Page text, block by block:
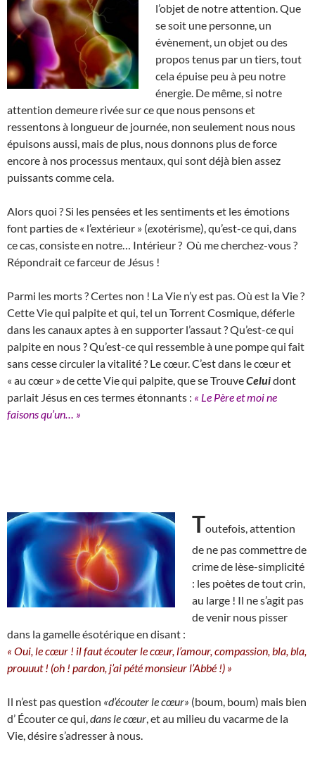
l’objet de notre attention. Que
se soit une personne, un
évènement, un objet ou des
propos tenus par un tiers, tout
cela épuise peu à peu notre
énergie. De même, si notre
attention demeure rivée sur ce que nous pensons et
ressentons à longueur de journée, non seulement nous nous
épuisons aussi, mais de plus, nous donnons plus de force
encore à nos processus mentaux, qui sont déjà bien assez
puissants comme cela.
Alors quoi ? Si les pensées et les sentiments et les émotions
font parties de « l’extérieur » (exotérisme), qu’est-ce qui, dans
ce cas, consiste en notre… Intérieur ? Où me cherchez-vous ?
Répondrait ce farceur de Jésus !
Parmi les morts ? Certes non ! La Vie n’y est pas. Où est la Vie ?
Cette Vie qui palpite et qui, tel un Torrent Cosmique, déferle
dans les canaux aptes à en supporter l’assaut ? Qu’est-ce qui
palpite en nous ? Qu’est-ce qui ressemble à une pompe qui fait
sans cesse circuler la vitalité ? Le cœur. C’est dans le cœur et
« au cœur » de cette Vie qui palpite, que se TrouveCeluidont
parlait Jésus en ces termes étonnants : « Le Père et moi ne
faisons qu’un… »
Toutefois, attention
de ne pas commettre de
crime de lèse-simplicité
: les poètes de tout crin,
au large ! Il ne s’agit pas
de venir nous pisser
dans la gamelle ésotérique en disant :
« Oui, le cœur ! il faut écouter le cœur, l’amour, compassion, bla, bla,
prouuut ! (oh ! pardon, j’ai pété monsieur l’Abbé !) »
Il n’est pas question «d’écouter le cœur» (boum, boum) mais bien
d’ Écouter ce qui, dans le cœur , et au milieu du vacarme de la
Vie, désire s’adresser à nous.